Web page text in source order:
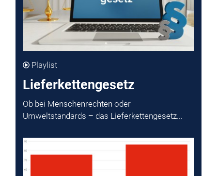
Playlist
Lieferkettengesetz
Ob bei Menschenrechten oder
Umweltstandards – das Lieferkettengesetz...